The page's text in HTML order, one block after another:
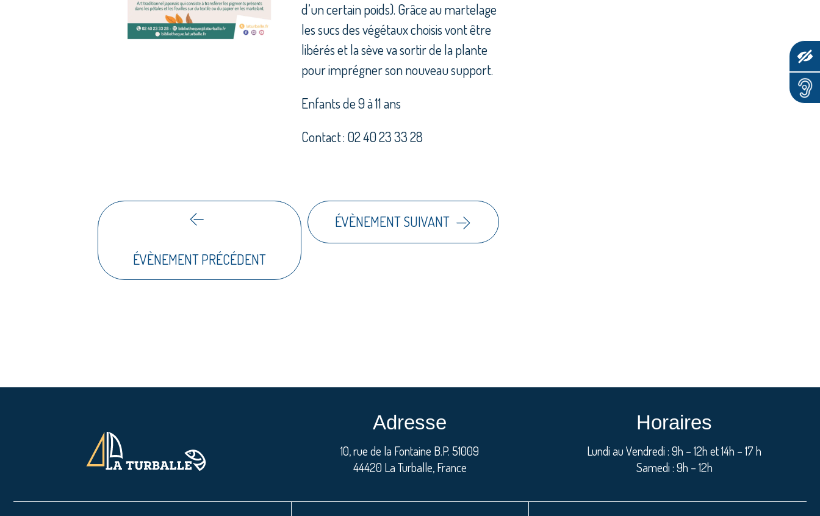
d’un certain poids). Grâce au martelage
les sucs des végétaux choisis vont être
libérés et la sève va sortir de la plante
pour imprégner son nouveau support.
Enfants de 9 à 11 ans
Contact : 02 40 23 33 28
ÉVÈNEMENT PRÉCÉDENT
ÉVÈNEMENT SUIVANT
Adresse
10, rue de la Fontaine B.P. 51009
44420 La Turballe, France
Horaires
Lundi au Vendredi : 9h – 12h et 14h – 17 h
Samedi : 9h – 12h